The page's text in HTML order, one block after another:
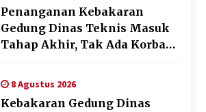
Penanganan Kebakaran
Gedung Dinas Teknis Masuk
Tahap Akhir, Tak Ada Korban
8 Agustus 2026
Kebakaran Gedung Dinas